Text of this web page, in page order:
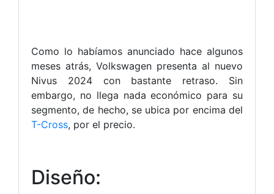
Como lo habíamos anunciado hace algunos
meses atrás, Volkswagen presenta al nuevo
Nivus 2024 con bastante retraso. Sin
embargo, no llega nada económico para su
segmento, de hecho, se ubica por encima del
T-Cross, por el precio.
Diseño: